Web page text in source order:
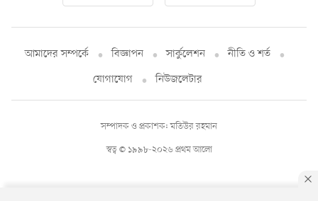
আমাদের সম্পর্কে বিজ্ঞাপন সার্কুলেশন
নীতি ও শর্ত
যোগাযোগ
নিউজলেটার
স্বত্ব © ১৯৯৮-২০২৬ প্রথম আলো
সম্পাদক ও প্রকাশক: মতিউর রহমান